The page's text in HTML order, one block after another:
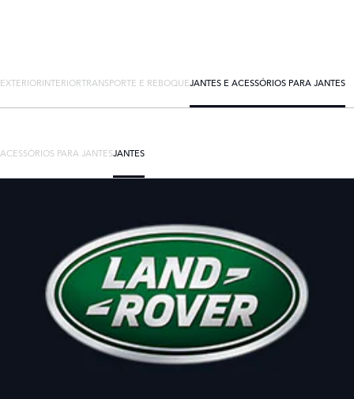
EXTERIORINTERIORTRANSPORTE E REBOQUEJANTES E ACESSÓRIOS PARA JANTES
ACESSÓRIOS PARA JANTESJANTES